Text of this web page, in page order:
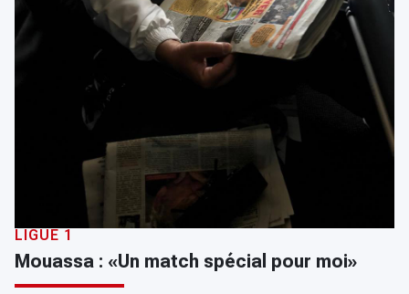
LIGUE 1
Mouassa : «Un match spécial pour moi»